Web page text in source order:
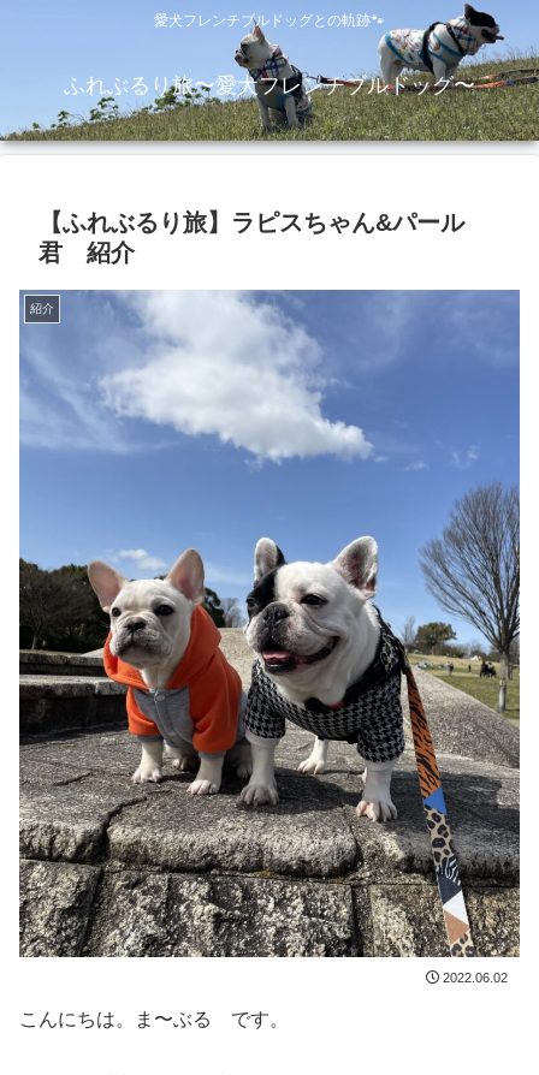
愛犬フレンチブルドッグとの軌跡🐾
ふれぶるり旅〜愛犬フレンチブルドッグ〜
【ふれぶるり旅】ラピスちゃん&パール
君 紹介
紹介
2022.06.02
こんにちは。ま〜ぶる です。